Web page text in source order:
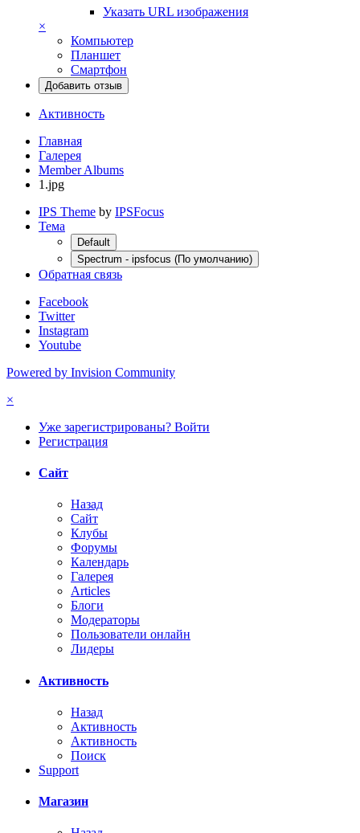
Указать URL изображения
×
Компьютер
Планшет
Смартфон
Добавить отзыв
Активность
Главная
Галерея
Member Albums
1.jpg
IPS Theme by IPSFocus
Тема
Default
Spectrum - ipsfocus (По умолчанию)
Обратная связь
Facebook
Twitter
Instagram
Youtube
Powered by Invision Community
×
Уже зарегистрированы? Войти
Регистрация
Сайт
Назад
Сайт
Клубы
Форумы
Календарь
Галерея
Articles
Блоги
Модераторы
Пользователи онлайн
Лидеры
Активность
Назад
Активность
Активность
Поиск
Support
Магазин